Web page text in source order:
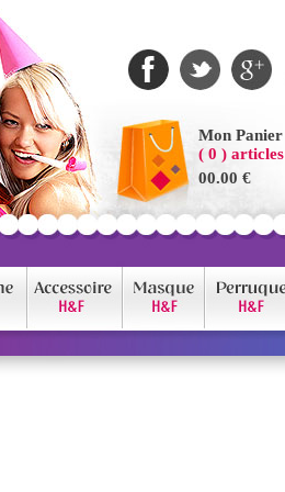
Mon Panier
( 0 ) articles
00.00 €